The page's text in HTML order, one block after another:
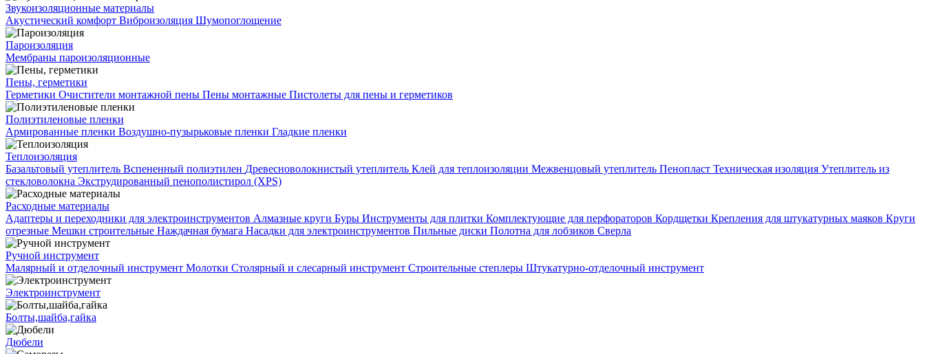
Звукоизоляционные материалы
Акустический комфорт Виброизоляция Шумопоглощение
Пароизоляция
Мембраны пароизоляционные
Пены, герметики
Герметики Очистители монтажной пены Пены монтажные Пистолеты для пены и герметиков
Полиэтиленовые пленки
Армированные пленки Воздушно-пузырьковые пленки Гладкие пленки
Теплоизоляция
Базальтовый утеплитель Вспененный полиэтилен Древесноволокнистый утеплитель Клей для теплоизоляции Межвенцовый утеплитель Пенопласт Техническая изоляция Утеплитель из
стекловолокна Экструдированный пенополистирол (XPS)
Расходные материалы
Адаптеры и переходники для электроинструментов Алмазные круги Буры Инструменты для плитки Комплектующие для перфораторов Кордщетки Крепления для штукатурных маяков Круги
отрезные Мешки строительные Наждачная бумага Насадки для электроинструментов Пильные диски Полотна для лобзиков Сверла
Ручной инструмент
Малярный и отделочный инструмент Молотки Столярный и слесарный инструмент Строительные степлеры Штукатурно-отделочный инструмент
Электроинструмент
Болты,шайба,гайка
Дюбели